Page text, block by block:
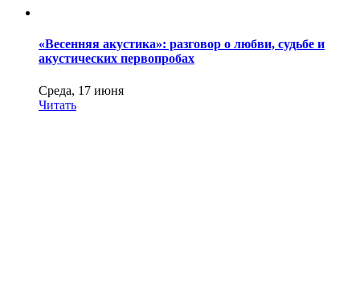
«Весенняя акустика»: разговор о любви, судьбе и
акустических первопробах
Среда, 17 июня
Читать